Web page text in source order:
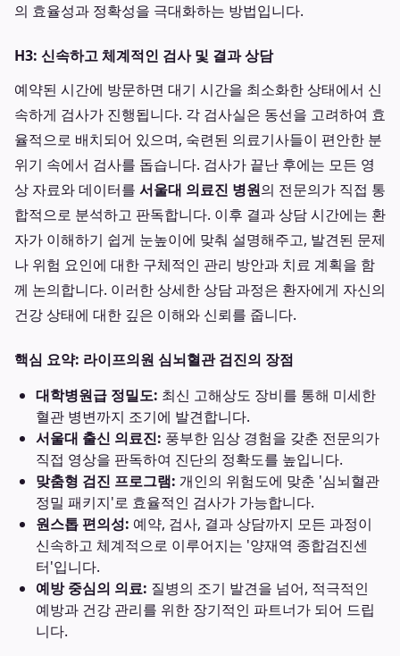
의 효율성과 정확성을 극대화하는 방법입니다.
H3: 신속하고 체계적인 검사 및 결과 상담
예약된 시간에 방문하면 대기 시간을 최소화한 상태에서 신
속하게 검사가 진행됩니다. 각 검사실은 동선을 고려하여 효
율적으로 배치되어 있으며, 숙련된 의료기사들이 편안한 분
위기 속에서 검사를 돕습니다. 검사가 끝난 후에는 모든 영
상 자료와 데이터를 서울대 의료진 병원의 전문의가 직접 통
합적으로 분석하고 판독합니다. 이후 결과 상담 시간에는 환
자가 이해하기 쉽게 눈높이에 맞춰 설명해주고, 발견된 문제
나 위험 요인에 대한 구체적인 관리 방안과 치료 계획을 함
께 논의합니다. 이러한 상세한 상담 과정은 환자에게 자신의
건강 상태에 대한 깊은 이해와 신뢰를 줍니다.
핵심 요약: 라이프의원 심뇌혈관 검진의 장점
대학병원급 정밀도: 최신 고해상도 장비를 통해 미세한
혈관 병변까지 조기에 발견합니다.
서울대 출신 의료진: 풍부한 임상 경험을 갖춘 전문의가
직접 영상을 판독하여 진단의 정확도를 높입니다.
맞춤형 검진 프로그램: 개인의 위험도에 맞춘 '심뇌혈관
정밀 패키지'로 효율적인 검사가 가능합니다.
원스톱 편의성: 예약, 검사, 결과 상담까지 모든 과정이
신속하고 체계적으로 이루어지는 '양재역 종합검진센
터'입니다.
예방 중심의 의료: 질병의 조기 발견을 넘어, 적극적인
예방과 건강 관리를 위한 장기적인 파트너가 되어 드립
니다.